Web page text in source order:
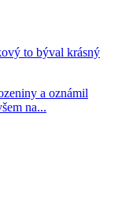
to býval krásný
a oznámil
na...